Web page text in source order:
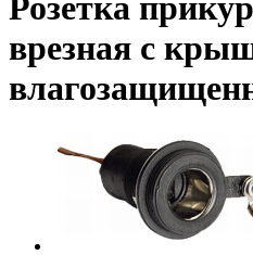
Розетка
врезная с